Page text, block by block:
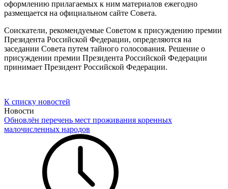
оформлению прилагаемых к ним материалов ежегодно
размещается на официальном сайте Совета.
Соискатели, рекомендуемые Советом к присуждению премии
Президента Российской Федерации, определяются на
заседании Совета путем тайного голосования. Решение о
присуждении премии Президента Российской Федерации
принимает Президент Российской Федерации.
К списку новостей
Новости
Обновлён перечень мест проживания коренных
малочисленных народов